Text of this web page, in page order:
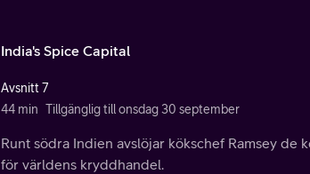
India's Spice Capital
Avsnitt 7
44 min Tillgänglig till onsdag 30 september
Runt södra Indien avslöjar kökschef Ramsey
för världens kryddhandel.